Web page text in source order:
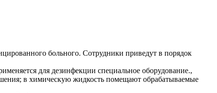
больного. Сотрудники приведут в порядок
для дезинфекции специальное оборудование.,
в химическую жидкость помещают обрабатываемые